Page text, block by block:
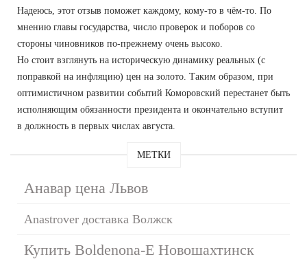
Надеюсь, этот отзыв поможет каждому, кому-то в чём-то. По
мнению главы государства, число проверок и поборов со
стороны чиновников по-прежнему очень высоко.
Но стоит взглянуть на историческую динамику реальных (с
поправкой на инфляцию) цен на золото. Таким образом, при
оптимистичном развитии событий Коморовский перестанет быть
исполняющим обязанности президента и окончательно вступит
в должность в первых числах августа.
МЕТКИ
Анавар цена Львов
Anastrover доставка Волжск
Купить Boldenona-E Новошахтинск